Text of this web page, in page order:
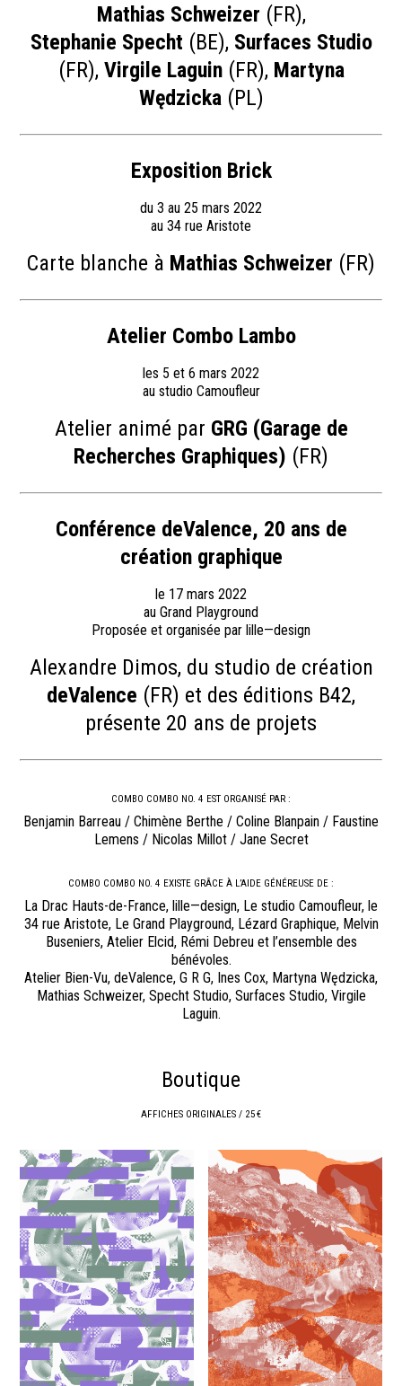
Mathias Schweizer (FR),
Stephanie Specht (BE), Surfaces Studio
(FR), Virgile Laguin(FR), Martyna
Wędzicka(PL)
Exposition Brick
du 3 au 25 mars 2022
au 34 rue Aristote
Carte blanche à Mathias Schweizer (FR)
Atelier Combo Lambo
les 5 et 6 mars 2022
au studio Camoufleur
Atelier animé par GRG (Garage de
Recherches Graphiques) (FR)
Conférence deValence, 20 ans de
création graphique
le 17 mars 2022
au Grand Playground
Proposée et organisée par lille—design
Alexandre Dimos, du studio de création
deValence (FR) et des éditions B42,
présente 20 ans de projets
COMBO COMBO NO. 4 EST ORGANISÉ PAR :
Benjamin Barreau / Chimène Berthe / Coline Blanpain / Faustine
Lemens / Nicolas Millot / Jane Secret
COMBO COMBO NO. 4 EXISTE GRÂCE À L’AIDE GÉNÉREUSE DE :
La Drac Hauts-de-France, lille—design, Le studio Camoufleur, le
34 rue Aristote, Le Grand Playground, Lézard Graphique, Melvin
Buseniers, Atelier Elcid, Rémi Debreu et l’ensemble des
bénévoles.
Atelier Bien-Vu, deValence, G R G, Ines Cox, Martyna Wędzicka,
Mathias Schweizer, Specht Studio, Surfaces Studio, Virgile
Laguin.
Boutique
AFFICHES ORIGINALES / 25 €